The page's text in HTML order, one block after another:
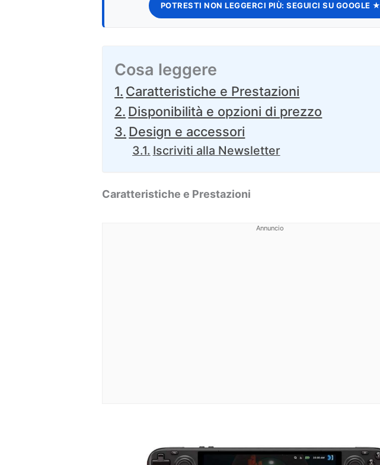
POTRESTI NON LEGGERCI PIÙ: SEGUICI SU GOOGLE ★
Cosa leggere
Caratteristiche e Prestazioni
Disponibilità e opzioni di prezzo
Design e accessori
Iscriviti alla Newsletter
Caratteristiche e Prestazioni
Annuncio